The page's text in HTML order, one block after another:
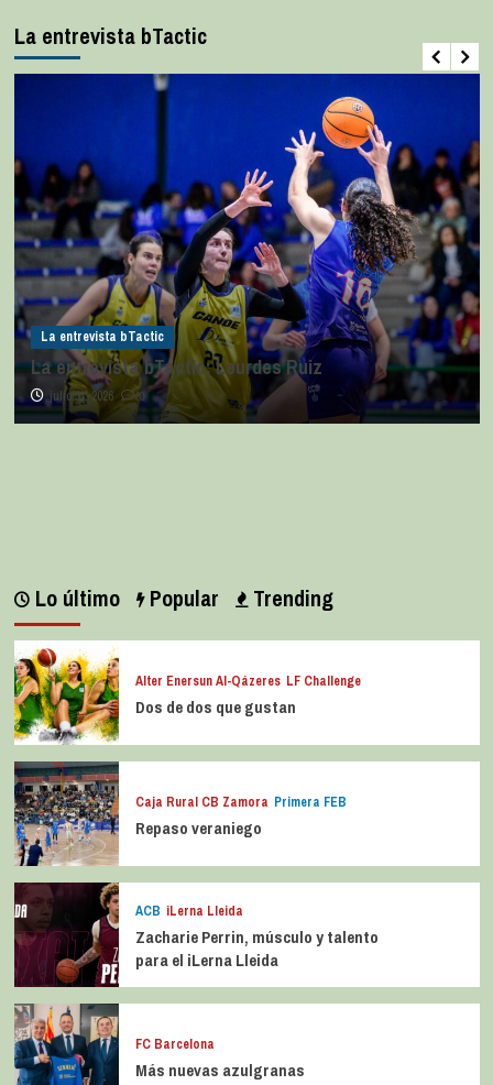
La entrevista bTactic
Lo último Popular Trending
Alter Enersun Al-Qázeres LF Challenge
Dos de dos que gustan
Caja Rural CB Zamora Primera FEB
Repaso veraniego
ACB iLerna Lleida
Zacharie Perrin, músculo y talento
para el iLerna Lleida
FC Barcelona
Más nuevas azulgranas